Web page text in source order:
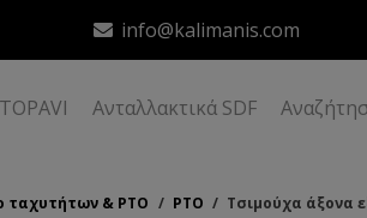
info@kalimanis.com
Ανταλλακτικά SDF
ταχυτήτων & ΡΤΟ / ΡΤΟ / Τσιμούχα άξονα